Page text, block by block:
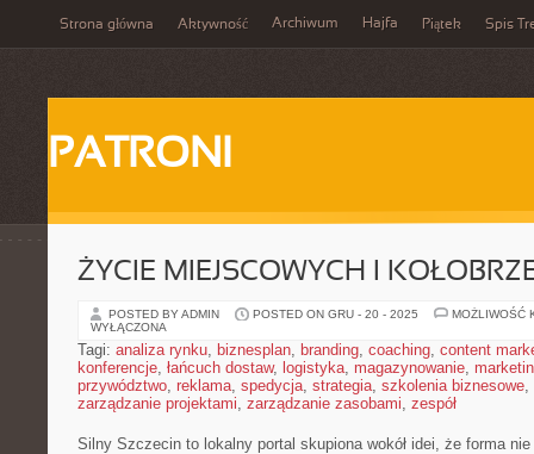
Strona główna Aktywność Archiwum Hajfa Piątek Spis
PATRONI
ŻYCIE MIEJSCOWYCH I
POSTED BY ADMIN POSTED ON GRU - 20 - 2025
MOŻLIWOŚĆ
WYŁĄCZONA
Tagi: analiza rynku, biznesplan, branding, coaching, content
konferencje, łańcuch dostaw, logistyka, magazynowanie,
przywództwo, reklama, spedycja, strategia, szkolenia biznesowe,
zarządzanie projektami, zarządzanie zasobami, zespół
Silny Szczecin to lokalny portal skupiona wokół idei, że forma